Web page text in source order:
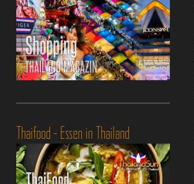
Thaifood - Essen in Thailand